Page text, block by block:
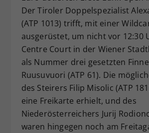
Der Tiroler Doppelspezialist
(ATP 1013) trifft, mit einer
ausgerüstet, um nicht vor 12:30
Centre Court in der Wiener
als Nummer drei gesetzten
Ruusuvuori (ATP 61). Die
des Steirers Filip Misolic (ATP
eine Freikarte erhielt, und des
Niederösterreichers Jurij
waren hingegen noch am
Zweck
Dieser Wert speichert
Einstellungen. Unter
zufällig generierte ID,
historische
Webseiten-Betreiber
hat.